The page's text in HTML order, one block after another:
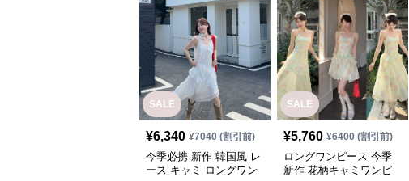
SALE
¥6,340 ¥7040(割引前)
今季必携 新作 韓国風 レ
ース キャミ ロングワン
SALE
¥5,760 ¥6400(割引前)
ロングワンピース 今季
新作 花柄キャミワンピ